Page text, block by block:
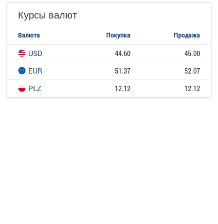
Курсы валют
Валюта Покупка Продажа
USD 44.60
45.00
EUR
51.37
52.07
PLZ
12.12 12.12